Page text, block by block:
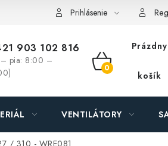
& JANTON Zákamenné
Prihlásenie
903 102 816
pia: 8:00 –
NÁKUPNÝ
KOŠÍK
Prázdny
košík
VENTILÁTORY